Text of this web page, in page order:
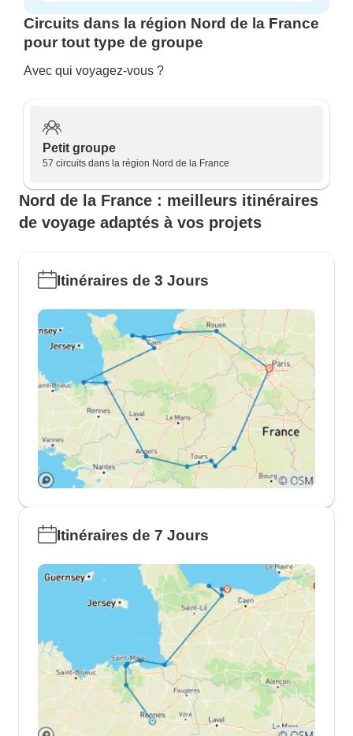
Circuits dans la région Nord de la France
pour tout type de groupe
Avec qui voyagez-vous ?
Petit groupe
57 circuits dans la région Nord de la France
Nord de la France : meilleurs itinéraires
de voyage adaptés à vos projets
Itinéraires de 3 Jours
Itinéraires de 7 Jours